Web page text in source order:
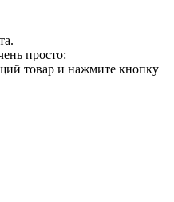
просто:
товар и нажмите кнопку